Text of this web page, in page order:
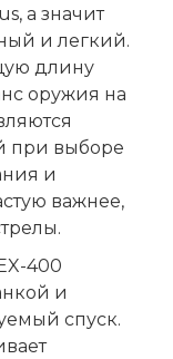
а значит
и легкий.
длину
оружия на
при выборе
и
важнее,
400
и
спуск.